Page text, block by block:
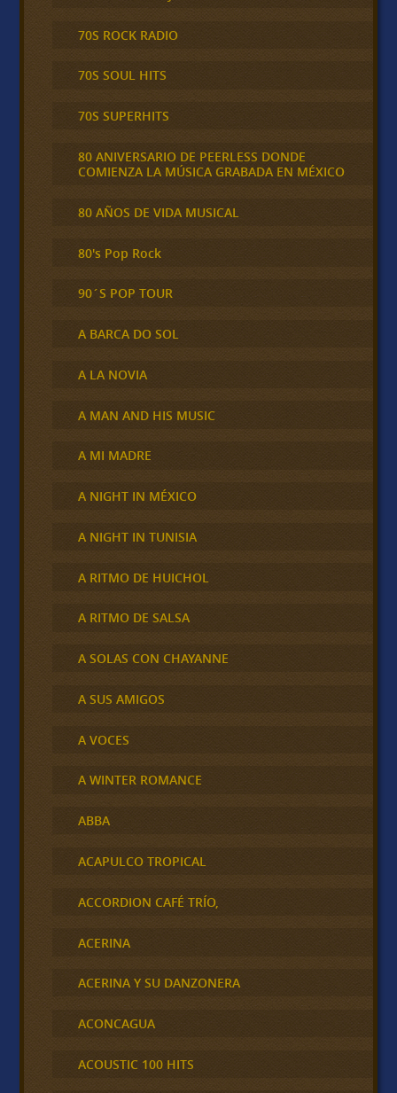
70S ROCK RADIO
70S SOUL HITS
70S SUPERHITS
80 ANIVERSARIO DE PEERLESS DONDE
COMIENZA LA MÚSICA GRABADA EN MÉXICO
80 AÑOS DE VIDA MUSICAL
80's Pop Rock
90´S POP TOUR
A BARCA DO SOL
A LA NOVIA
A MAN AND HIS MUSIC
A MI MADRE
A NIGHT IN MÉXICO
A NIGHT IN TUNISIA
A RITMO DE HUICHOL
A RITMO DE SALSA
A SOLAS CON CHAYANNE
A SUS AMIGOS
A VOCES
A WINTER ROMANCE
ABBA
ACAPULCO TROPICAL
ACCORDION CAFÉ TRÍO,
ACERINA
ACERINA Y SU DANZONERA
ACONCAGUA
ACOUSTIC 100 HITS